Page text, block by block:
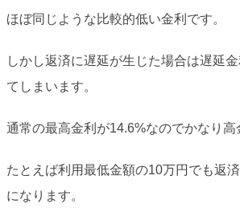
ほぼ同じような比較的低い金利です。
しかし返済に遅延が生じた場合は遅延
てしまいます。
通常の最高金利が14.6%なのでかなり高
たとえば利用最低金額の10万円でも返
になります。